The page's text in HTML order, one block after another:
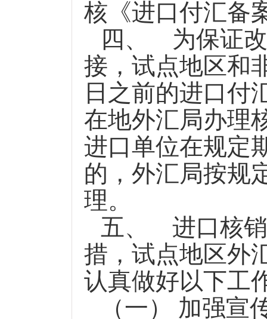
核《进口付汇备
四、
为保证
接，试点地区和
日 之前的进口付
在地外汇局办理
进口单位在规定
的，外汇局按规
理。
五、
进口核
措，试点地区外
认真做好以下工
（一） 加强